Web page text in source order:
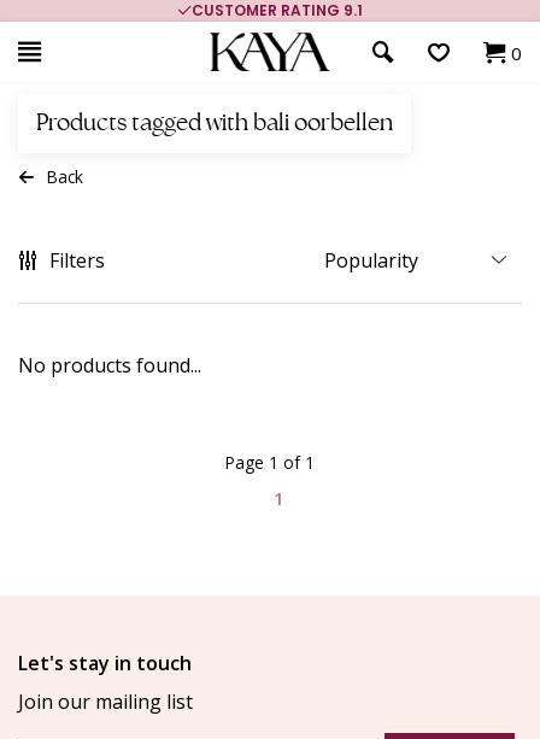
CUSTOMER RATING 9.1
0
Products tagged with bali oorbellen
Back
Filters
No products found...
1
Page 1 of 1
Let's stay in touch
Join our mailing list